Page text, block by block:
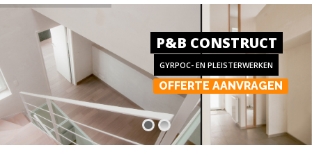
P&B CONSTRUCT
GYRPOC- EN PLEISTERWERKEN
OFFERTE AANVRAGEN